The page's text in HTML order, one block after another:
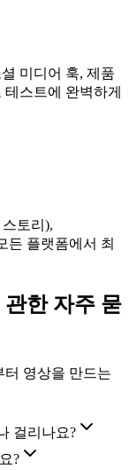
미디어 훅, 제품
스트에 완벽하게
스토리),
든 플랫폼에서 최
한 자주 묻
영상을 만드는
걸리나요?
?